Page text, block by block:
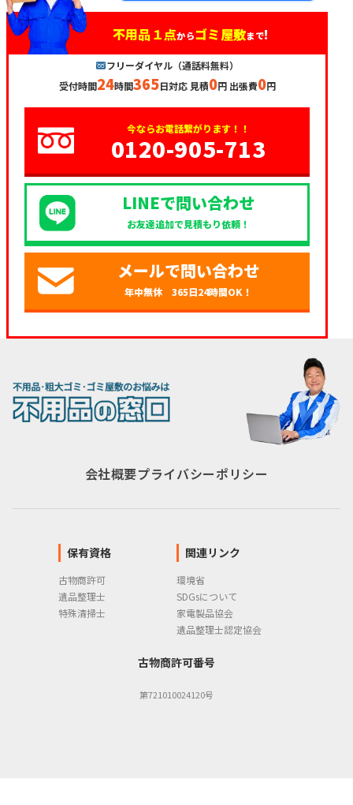
不用品１点からゴミ屋敷まで!
フリーダイヤル（通話料無料）
受付時間24時間365日対応 見積0円 出張費0円
今ならお電話繋がります！！
0120-905-713
LINEで問い合わせ
お友達追加で見積もり依頼！
メールで問い合わせ
年中無休 365日24時間OK！
会社概要プライバシーポリシー
保有資格
古物商許可
遺品整理士
特殊清掃士
関連リンク
環境省
SDGsについて
家電製品協会
遺品整理士認定協会
古物商許可番号
第721010024120号